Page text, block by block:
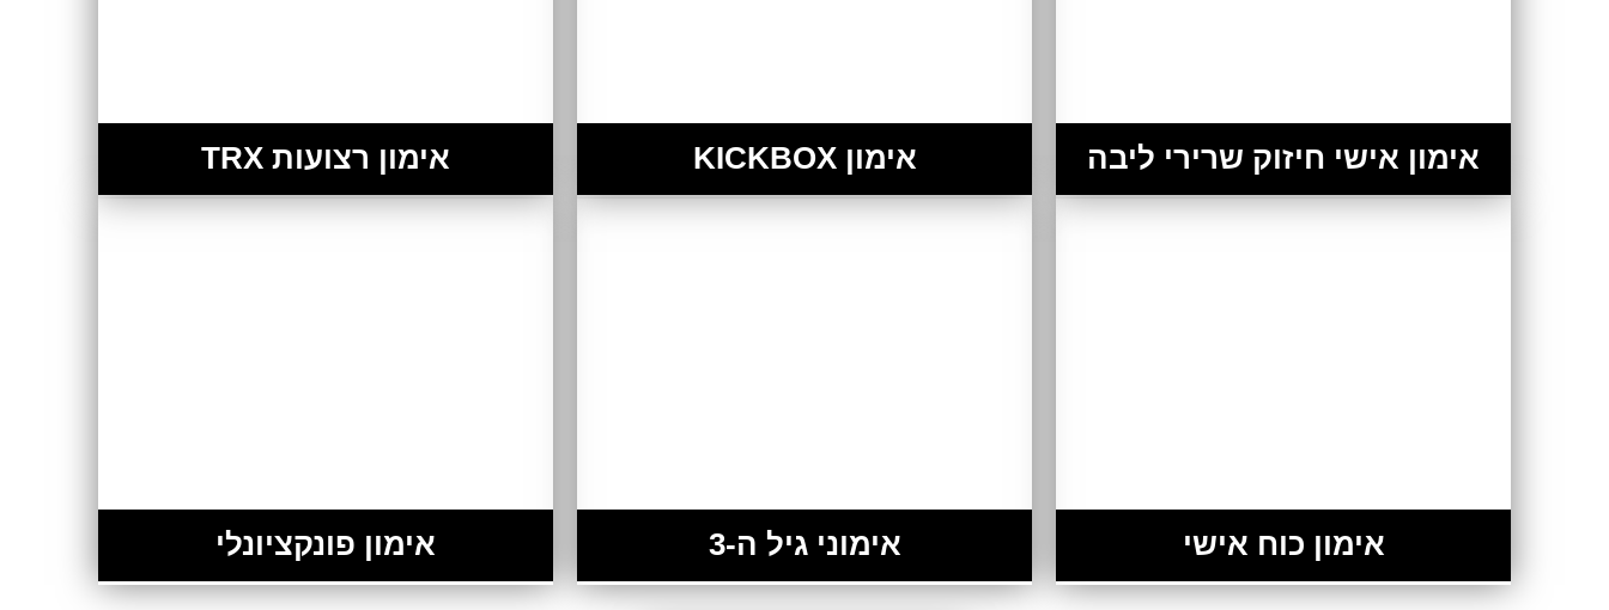
אימון אישי חיזוק שרירי ליבה
אימון כוח אישי
אימון KICKBOX
אימוני גיל ה-3
אימון רצועות TRX
אימון פונקציונלי